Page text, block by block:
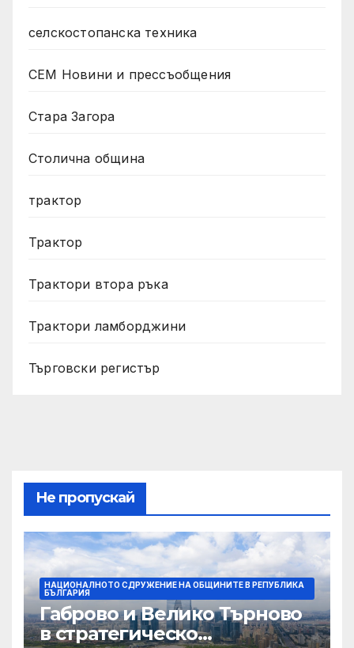
селскостопанска техника
СЕМ Новини и прессъобщения
Стара Загора
Столична община
трактор
Трактор
Трактори втора ръка
Трактори ламборджини
Търговски регистър
Не пропускай
НАЦИОНАЛНОТО СДРУЖЕНИЕ НА ОБЩИНИТЕ В РЕПУБЛИКА
БЪЛГАРИЯ
Габрово и Велико Търново
в стратегическо